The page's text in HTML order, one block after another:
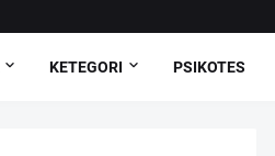
KETEGORI PSIKOTES